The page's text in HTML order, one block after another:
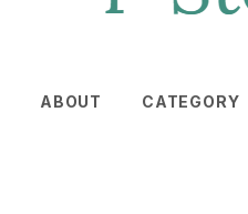
ABOUT CATEGORY